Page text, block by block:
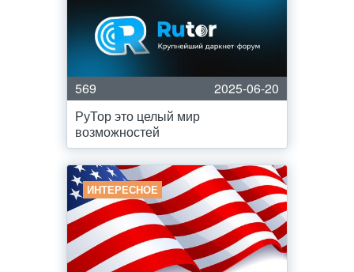
569
2025-06-20
РуТор это целый мир
возможностей
ИНТЕРЕСНОЕ